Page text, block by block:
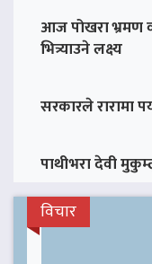
आज पोखरा भ्रमण
भित्र्याउने लक्ष्य
सरकारले रारामा
पाथीभरा देवी
विचार